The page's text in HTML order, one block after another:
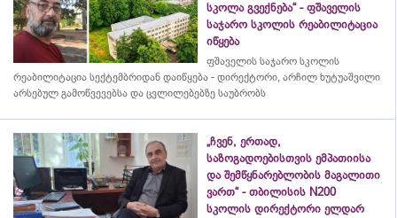
სკოლა გვექნება“ - ფშაველის
საჯარო სკოლის რეაბილიტაცია
იწყება
ფშაველის საჯარო სკოლის
რეაბილიტაცია სექტემბრიდან დაიწყება - დირექტორი, არჩილ ხუტუაშვილი
არსებულ გამოწვევებსა და ცვლილებებზე საუბრობს
„ჩვენ, ერთად,
საზოგადოებისთვის ემპათიისა
და შემწყნარებლობის მაგალითი
ვართ“ - თბილისის N200
სკოლის დირექტორი ელდარ